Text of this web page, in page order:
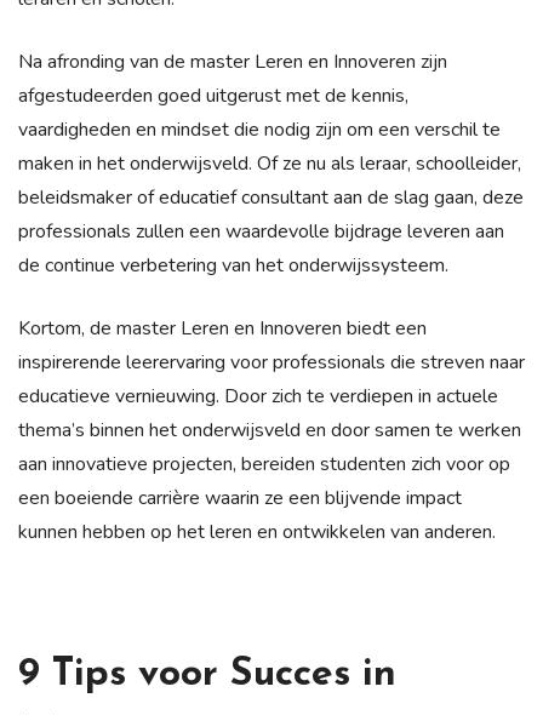
Na afronding van de master Leren en Innoveren zijn
afgestudeerden goed uitgerust met de kennis,
vaardigheden en mindset die nodig zijn om een verschil te
maken in het onderwijsveld. Of ze nu als leraar, schoolleider,
beleidsmaker of educatief consultant aan de slag gaan, deze
professionals zullen een waardevolle bijdrage leveren aan
de continue verbetering van het onderwijssysteem.
Kortom, de master Leren en Innoveren biedt een
inspirerende leerervaring voor professionals die streven naar
educatieve vernieuwing. Door zich te verdiepen in actuele
thema’s binnen het onderwijsveld en door samen te werken
aan innovatieve projecten, bereiden studenten zich voor op
een boeiende carrière waarin ze een blijvende impact
kunnen hebben op het leren en ontwikkelen van anderen.
9 Tips voor Succes in